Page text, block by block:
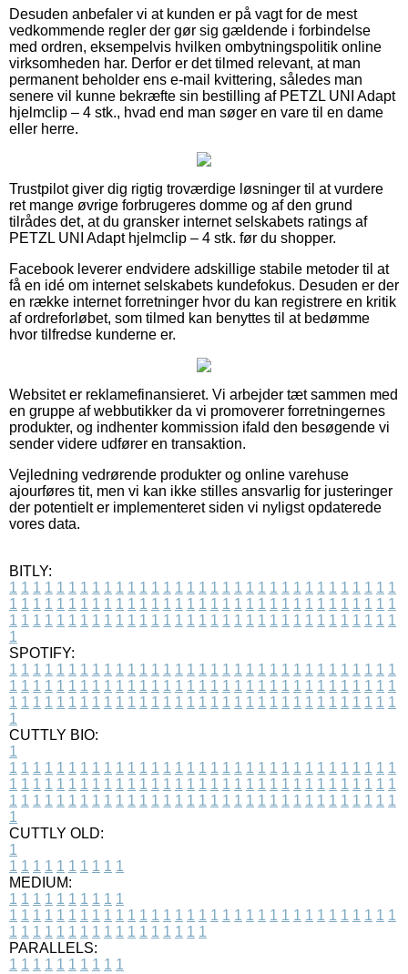
Desuden anbefaler vi at kunden er på vagt for de mest
vedkommende regler der gør sig gældende i forbindelse
med ordren, eksempelvis hvilken ombytningspolitik online
virksomheden har. Derfor er det tilmed relevant, at man
permanent beholder ens e-mail kvittering, således man
senere vil kunne bekræfte sin bestilling af PETZL UNI Adapt
hjelmclip – 4 stk., hvad end man søger en vare til en dame
eller herre.
Trustpilot giver dig rigtig troværdige løsninger til at vurdere
ret mange øvrige forbrugeres domme og af den grund
tilrådes det, at du gransker internet selskabets ratings af
PETZL UNI Adapt hjelmclip – 4 stk. før du shopper.
Facebook leverer endvidere adskillige stabile metoder til at
få en idé om internet selskabets kundefokus. Desuden er der
en række internet forretninger hvor du kan registrere en kritik
af ordreforløbet, som tilmed kan benyttes til at bedømme
hvor tilfredse kunderne er.
Websitet er reklamefinansieret. Vi arbejder tæt sammen med
en gruppe af webbutikker da vi promoverer forretningernes
produkter, og indhenter kommission ifald den besøgende vi
sender videre udfører en transaktion.
Vejledning vedrørende produkter og online varehuse
ajourføres tit, men vi kan ikke stilles ansvarlig for justeringer
der potentielt er implementeret siden vi nyligst opdaterede
vores data.
BITLY:
1 1 1 1 1 1 1 1 1 1 1 1 1 1 1 1 1 1 1 1 1 1 1 1 1 1 1 1 1 1 1 1 1
1 1 1 1 1 1 1 1 1 1 1 1 1 1 1 1 1 1 1 1 1 1 1 1 1 1 1 1 1 1 1 1 1
1 1 1 1 1 1 1 1 1 1 1 1 1 1 1 1 1 1 1 1 1 1 1 1 1 1 1 1 1 1 1 1 1
1
SPOTIFY:
1 1 1 1 1 1 1 1 1 1 1 1 1 1 1 1 1 1 1 1 1 1 1 1 1 1 1 1 1 1 1 1 1
1 1 1 1 1 1 1 1 1 1 1 1 1 1 1 1 1 1 1 1 1 1 1 1 1 1 1 1 1 1 1 1 1
1 1 1 1 1 1 1 1 1 1 1 1 1 1 1 1 1 1 1 1 1 1 1 1 1 1 1 1 1 1 1 1 1
1
CUTTLY BIO:
1
1 1 1 1 1 1 1 1 1 1 1 1 1 1 1 1 1 1 1 1 1 1 1 1 1 1 1 1 1 1 1 1 1
1 1 1 1 1 1 1 1 1 1 1 1 1 1 1 1 1 1 1 1 1 1 1 1 1 1 1 1 1 1 1 1 1
1 1 1 1 1 1 1 1 1 1 1 1 1 1 1 1 1 1 1 1 1 1 1 1 1 1 1 1 1 1 1 1 1
1
CUTTLY OLD:
1
1 1 1 1 1 1 1 1 1 1
MEDIUM:
1 1 1 1 1 1 1 1 1 1
1 1 1 1 1 1 1 1 1 1 1 1 1 1 1 1 1 1 1 1 1 1 1 1 1 1 1 1 1 1 1 1 1
1 1 1 1 1 1 1 1 1 1 1 1 1 1 1 1 1
PARALLELS:
1 1 1 1 1 1 1 1 1 1